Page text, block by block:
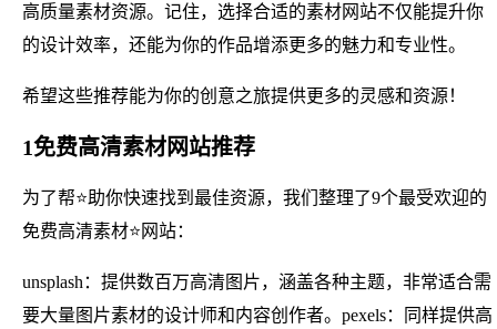
高质量素材资源。记住，选择合适的素材网站不仅能提升你
的设计效率，还能为你的作品增添更多的魅力和专业性。
希望这些推荐能为你的创意之旅提供更多的灵感和资源！
1免费高清素材网站推荐
为了帮⭐助你快速找到最佳资源，我们整理了9个最受欢迎的
免费高清素材⭐网站：
unsplash：提供数百万高清图片，涵盖各种主题，非常适合需
要大量图片素材的设计师和内容创作者。pexels：同样提供高